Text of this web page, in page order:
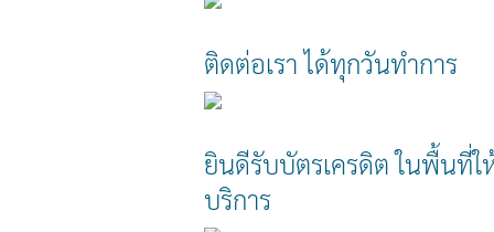
ติดต่อเรา ได้ทุกวันทำการ
ยินดีรับบัตรเครดิต ในพื้นที่ใ
บริการ